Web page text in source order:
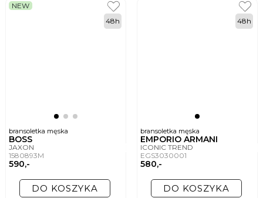
bransoletka męska
BOSS
JAXON
1580893M
590,-
NEW
48h
DO KOSZYKA
bransoletka męska
EMPORIO ARMANI
ICONIC TREND
EGS3030001
580,-
48h
DO KOSZYKA